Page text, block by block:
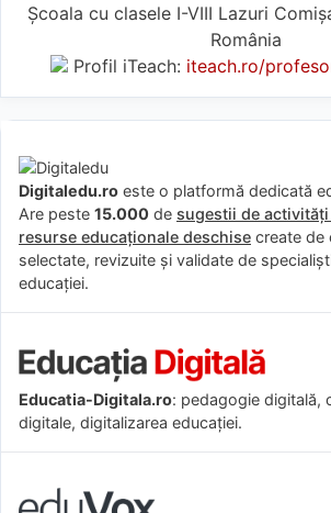
Școala cu clasele I-VIII Lazuri
România
Profil iTeach: iteach.ro/
Digitaledu.ro este o platformă dedicată
Are peste 15.000 de sugestii de
resurse educaționale deschise create de
selectate, revizuite și validate de
educației.
Educatia-Digitala.ro: pedagogie digitală,
digitale, digitalizarea educației.